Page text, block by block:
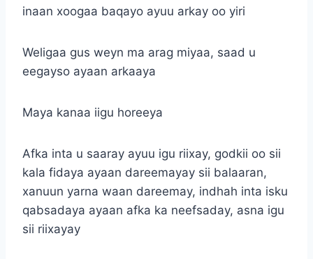
inaan xoogaa baqayo ayuu arkay oo yiri
Weligaa gus weyn ma arag miyaa, saad u
eegayso ayaan arkaaya
Maya kanaa iigu horeeya
Afka inta u saaray ayuu igu riixay, godkii oo sii
kala fidaya ayaan dareemayay sii balaaran,
xanuun yarna waan dareemay, indhah inta isku
qabsadaya ayaan afka ka neefsaday, asna igu
sii riixayay